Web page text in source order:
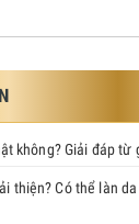
không? Giải đáp từ
thiện? Có thể làn